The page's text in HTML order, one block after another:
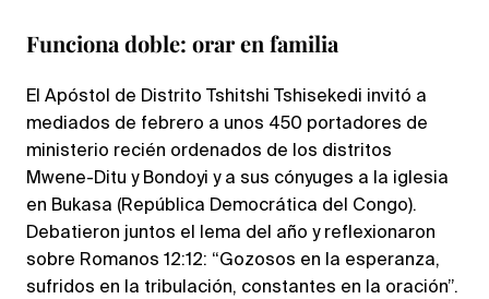
Funciona doble: orar en familia
El Apóstol de Distrito Tshitshi Tshisekedi invitó a
mediados de febrero a unos 450 portadores de
ministerio recién ordenados de los distritos
Mwene-Ditu y Bondoyi y a sus cónyuges a la iglesia
en Bukasa (República Democrática del Congo).
Debatieron juntos el lema del año y reflexionaron
sobre Romanos 12:12: “Gozosos en la esperanza,
sufridos en la tribulación, constantes en la oración”.